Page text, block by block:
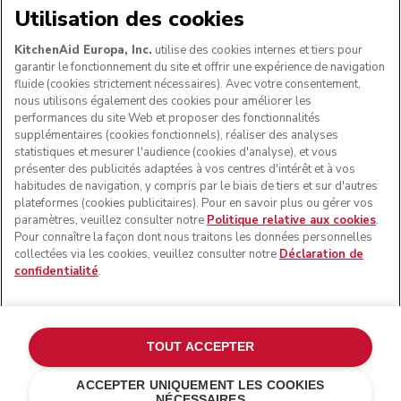
SUIVEZ-NOUS
© KitchenAid 2026 - Tous droits réservés. KitchenAid et la
forme du robot pâtissier multifonction sont des marques
commerciales aux États-Unis et ailleurs.
Politique en matière de cookies
Autres pays
Résolution des litiges en ligne
Utilisation des cookies
KitchenAid Europa, Inc. utilise des cookies internes et tiers pour
garantir le fonctionnement du site et offrir une expérience de navigation
fluide (cookies strictement nécessaires). Avec votre consentement,
nous utilisons également des cookies pour améliorer les
performances du site Web et proposer des fonctionnalités
supplémentaires (cookies fonctionnels), réaliser des analyses
statistiques et mesurer l'audience (cookies d'analyse), et vous
présenter des publicités adaptées à vos centres d'intérêt et à vos
habitudes de navigation, y compris par le biais de tiers et sur d'autres
plateformes (cookies publicitaires). Pour en savoir plus ou gérer vos
paramètres, veuillez consulter notre Politique relative aux cookies.
Pour connaître la façon dont nous traitons les données personnelles
collectées via les cookies, veuillez consulter notre Déclaration de
confidentialité.
ACCEPTER UNIQUEMENT LES COOKIES
TOUT ACCEPTER